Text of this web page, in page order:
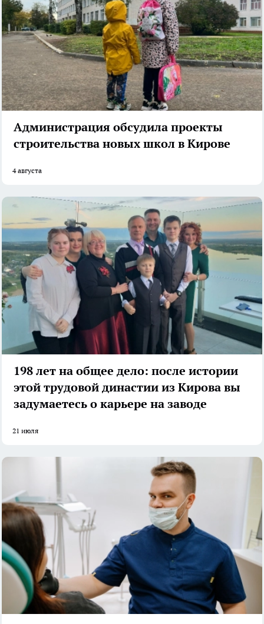
Администрация обсудила проекты
строительства новых школ в Кирове
4 августа
198 лет на общее дело: после истории
этой трудовой династии из Кирова вы
задумаетесь о карьере на заводе
21 июля